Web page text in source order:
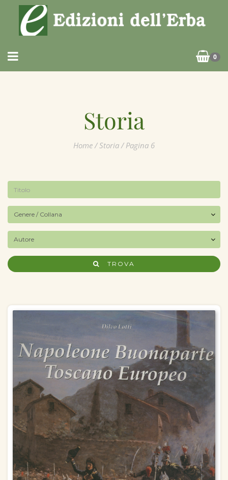
0
Storia
Home/Storia/ Pagina 6
TROVA